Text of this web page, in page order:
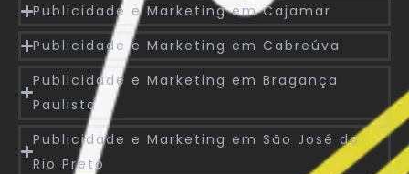
Publicidade e Marketing em Cajamar
Publicidade e Marketing em Cabreúva
Publicidade e Marketing em Bragança
Paulista
Publicidade e Marketing em São José do
Rio Preto